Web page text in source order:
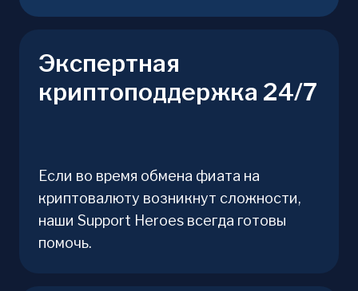
Экспертная
криптоподдержка 24/7
Если во время обмена фиата на
криптовалюту возникнут сложности,
наши Support Heroes всегда готовы
помочь.